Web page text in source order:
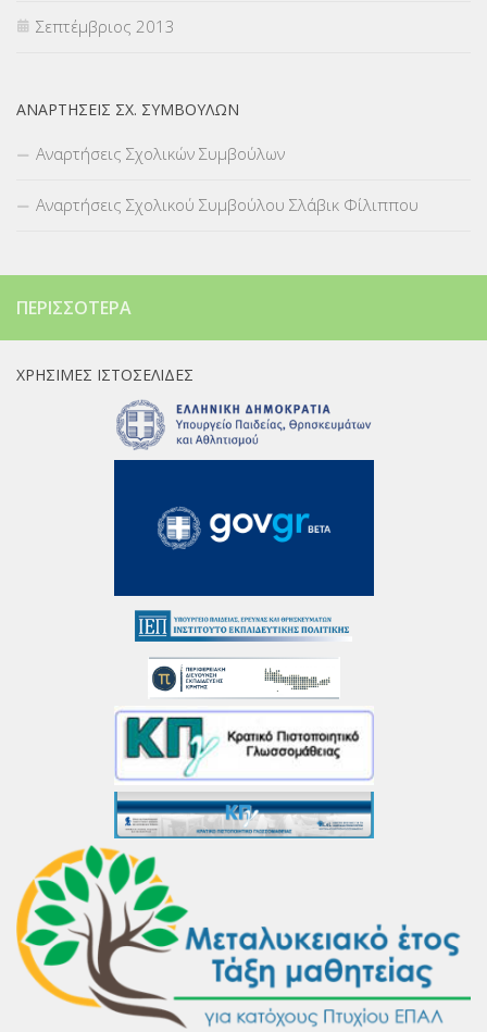
Σεπτέμβριος 2013
ΑΝΑΡΤΉΣΕΙΣ ΣΧ. ΣΥΜΒΟΎΛΩΝ
Αναρτήσεις Σχολικών Συμβούλων
Αναρτήσεις Σχολικού Συμβούλου Σλάβικ Φίλιππου
ΠΕΡΙΣΣΌΤΕΡΑ
ΧΡΉΣΙΜΕΣ ΙΣΤΟΣΕΛΊΔΕΣ